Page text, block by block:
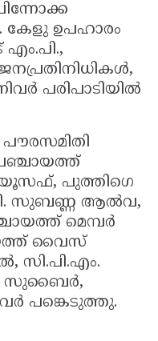
കേളു ഉപഹാരം
പരിപാടിയിൽ
യൂസഫ്, പുത്തിഗെ
സുബണ്ണ ആൽവ,
മെമ്പർ
വൈസ്
സി.പി.എം.
സുബൈർ,
പങ്കെടുത്തു.